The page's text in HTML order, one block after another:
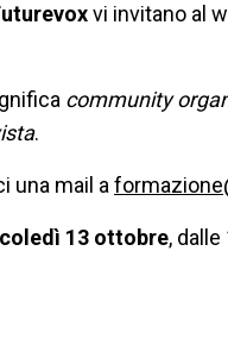
vi invitano al
community
.
una mail a
13 ottobre,